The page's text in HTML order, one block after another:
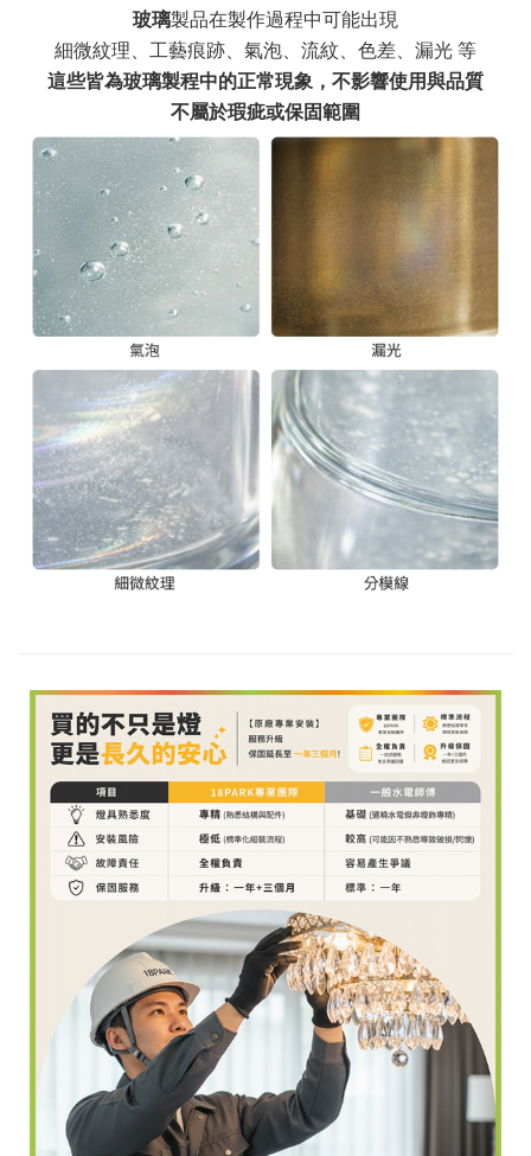
玻璃製品在製作過程中可能出現
細微紋理、工藝痕跡、氣泡、流紋、色差、漏光 等
這些皆為玻璃製程中的正常現象，不影響使用與品質
不屬於瑕疵或保固範圍